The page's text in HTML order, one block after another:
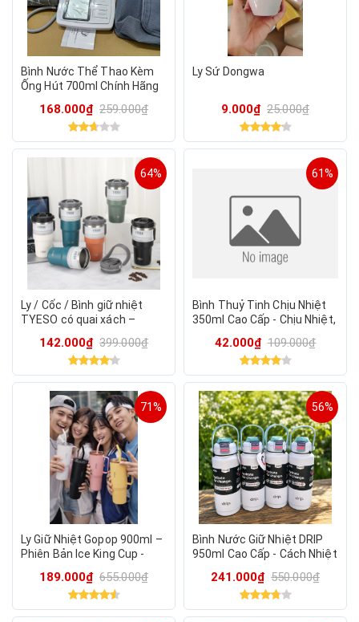
Bình Nước Thể Thao Kèm
Ống Hút 700ml Chính Hãng
Du Lịch Cao Cấp
168.000₫ 259.000₫
Ly Sứ Dongwa
9.000₫ 25.000₫
64%
Ly / Cốc / Bình giữ nhiệt
TYESO có quai xách –
142.000₫ 399.000₫
61%
Bình Thuỷ Tinh Chịu Nhiệt
350ml Cao Cấp - Chịu Nhiệt,
random 4 mẫu)
42.000₫ 109.000₫
71%
Ly Giữ Nhiệt Gopop 900ml –
Phiên Bản Ice King Cup -
Nóng Lạnh Nhiều Giờ
189.000₫ 655.000₫
56%
Bình Nước Giữ Nhiệt DRIP
950ml Cao Cấp - Cách Nhiệt
~24h Giữ Nóng ~18h
241.000₫ 550.000₫